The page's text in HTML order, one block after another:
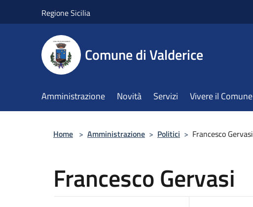
Regione Sicilia
Comune di Valderice
Amministrazione Novità Servizi Vivere il Comune
Home > Amministrazione > Politici > Francesco Gervasi
Francesco Gervasi